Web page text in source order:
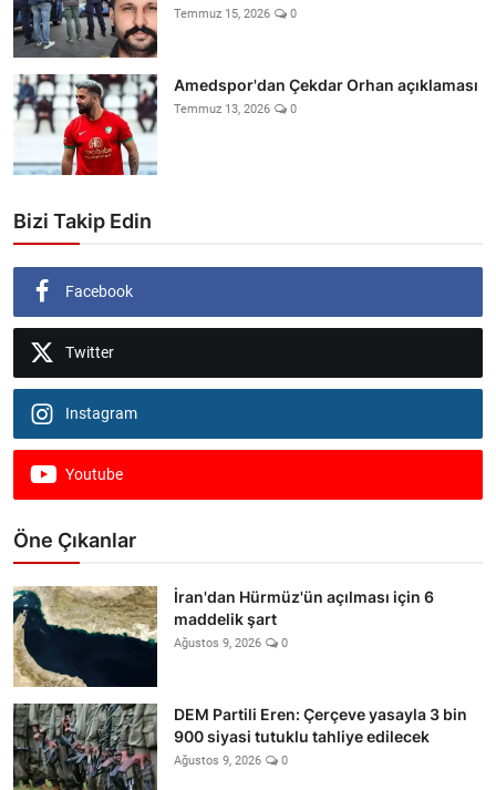
Temmuz 15, 2026 0
Amedspor'dan Çekdar Orhan açıklaması
Temmuz 13, 2026 0
Bizi Takip Edin
Facebook
Twitter
Instagram
Youtube
Öne Çıkanlar
İran'dan Hürmüz'ün açılması için 6
maddelik şart
Ağustos 9, 2026 0
DEM Partili Eren: Çerçeve yasayla 3 bin
900 siyasi tutuklu tahliye edilecek
Ağustos 9, 2026 0